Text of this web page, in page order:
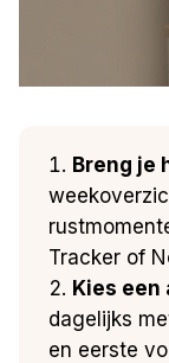
Breng je
Tracker of
Kies een
dagelijks
en eerste